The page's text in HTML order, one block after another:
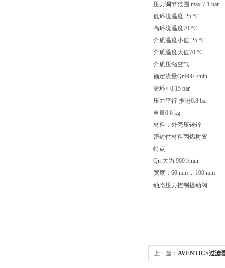
压力调节范围 max.7.1 bar
低环境温度-25 °C
高环境温度70 °C
介质温度小值-25 °C
介质温度大值70 °C
介质压缩空气
额定流量Qn900 l/min
滞环< 0,15 bar
压力平行 推进0.8 bar
重量0.6 kg
材料：外壳压铸锌
密封件材料丙烯树胶
特点
Qn 大为 900 l/min
宽度：60 mm ... 100 mm
动态压力控制提动阀
上一篇： AVENTICS过滤